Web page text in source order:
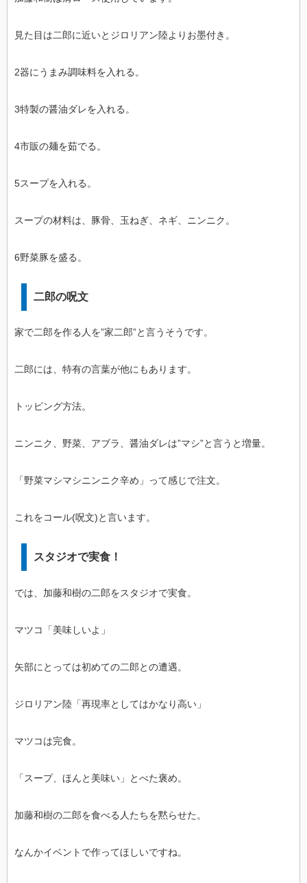
見た目は二郎に近いとジロリアン陸よりお墨付き。
2器にうまみ調味料を入れる。
3特製の醤油ダレを入れる。
4市販の麺を茹でる。
5スープを入れる。
スープの材料は、豚骨、玉ねぎ、ネギ、ニンニク。
6野菜豚を盛る。
二郎の呪文
家で二郎を作る人を”家二郎”と言うそうです。
二郎には、特有の言葉が他にもあります。
トッピング方法。
ニンニク、野菜、アブラ、醤油ダレは”マシ”と言うと増量。
「野菜マシマシニンニク辛め」って感じで注文。
これをコール(呪文)と言います。
スタジオで実食！
では、加藤和樹の二郎をスタジオで実食。
マツコ「美味しいよ」
矢部にとっては初めての二郎との遭遇。
ジロリアン陸「再現率としてはかなり高い」
マツコは完食。
「スープ、ほんと美味い」とべた褒め。
加藤和樹の二郎を食べる人たちを黙らせた。
なんかイベントで作ってほしいですね。